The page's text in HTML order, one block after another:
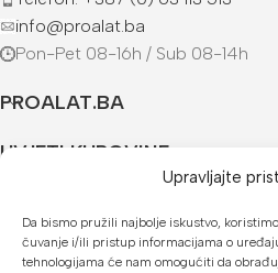
Upravljajte
Da bismo pružili najbolje iskustvo,
čuvanje i/ili pristup informacijama o
tehnologijama će nam omogućiti da
info@proalat.ba
Pon-Pet 08-16h / Sub 08-14h
PROALAT.BA
UVJETI KUPOVINE
U našoj web trgovini možete platiti: